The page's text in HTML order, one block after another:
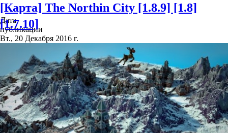
[Карта] The Northin City [1.8.9] [1.8]
[1.7.10]
Дата
публикации
Вт., 20 Декабря 2016 г.